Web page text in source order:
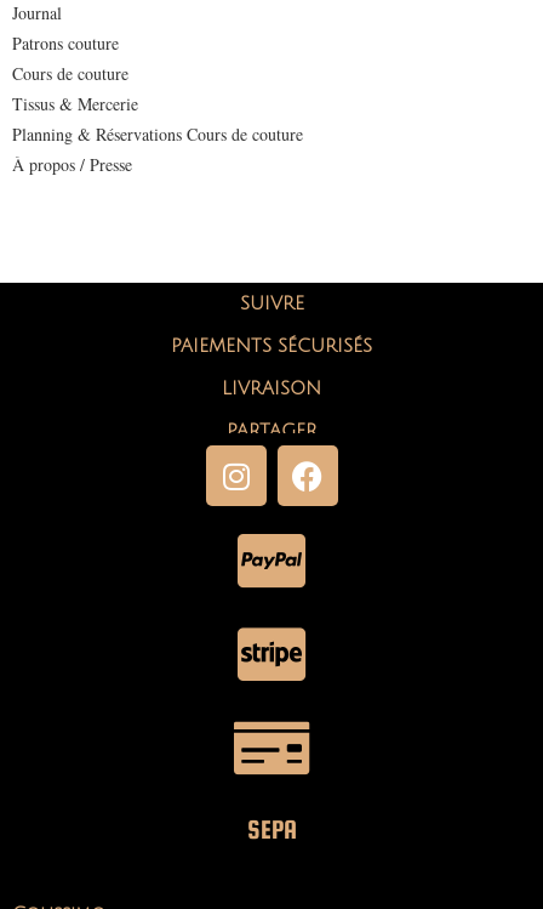
Journal
Patrons couture
Cours de couture
Tissus & Mercerie
Planning & Réservations Cours de couture
À propos / Presse
SUIVRE
PAIEMENTS SÉCURISÉS
LIVRAISON
PARTAGER
SEPA